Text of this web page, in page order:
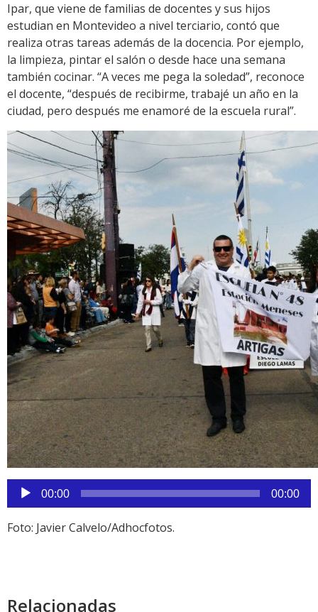
Ipar, que viene de familias de docentes y sus hijos
estudian en Montevideo a nivel terciario, contó que
realiza otras tareas además de la docencia. Por ejemplo,
la limpieza, pintar el salón o desde hace una semana
también cocinar. “A veces me pega la soledad”, reconoce
el docente, “después de recibirme, trabajé un año en la
ciudad, pero después me enamoré de la escuela rural”.
Reproductor
de
audio
00:00 00:00
Foto: Javier Calvelo/Adhocfotos.
Relacionadas